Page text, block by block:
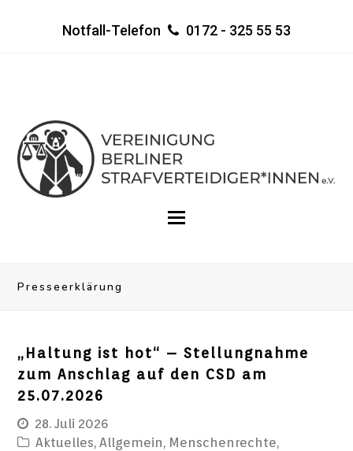
Notfall-Telefon 0172 - 325 55 53
Presseerklärung
„Haltung ist hot“ – Stellungnahme
zum Anschlag auf den CSD am
25.07.2026
28. Juli 2026
Aktuelles,Allgemein, Menschenrechte,